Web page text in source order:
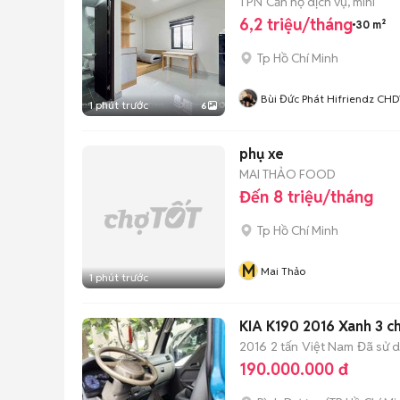
1 phút trước 6
6,2 triệu/tháng 30 m²
Tp Hồ Chí Minh
Bùi Đức Phát Hifriendz
1 phút trước
phụ xe
MAI THẢO FOOD
Đến 8 triệu/tháng
Tp Hồ Chí Minh
M Mai Thảo
KIA K190 2016 Xanh 3
2016 2 tấn Việt Nam Đã sử
190.000.000 đ